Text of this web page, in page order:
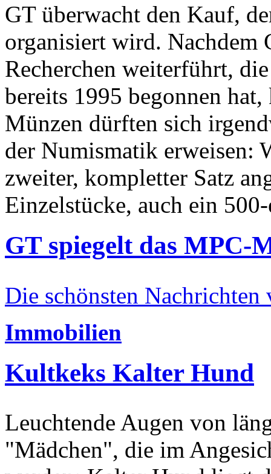
GT überwacht den Kauf,
organisiert wird. Nachdem
Recherchen weiterführt,
bereits 1995 begonnen
Münzen dürften sich
der Numismatik erweisen:
zweiter, kompletter Satz
Einzelstücke, auch ein
GT spiegelt das MPC-
Die schönsten Nachrichten
Immobilien
Kultkeks Kalter Hund
Leuchtende Augen von
"Mädchen", die im